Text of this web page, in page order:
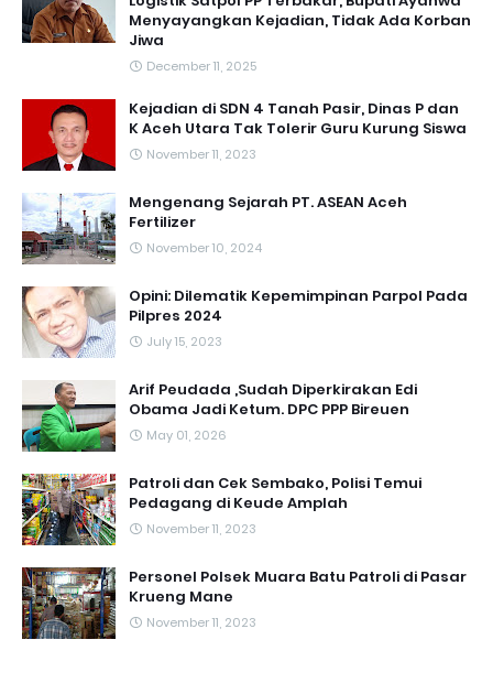
Menyayangkan Kejadian, Tidak Ada Korban
Jiwa
December 11, 2025
Kejadian di SDN 4 Tanah Pasir, Dinas P dan
K Aceh Utara Tak Tolerir Guru Kurung Siswa
November 11, 2023
Mengenang Sejarah PT. ASEAN Aceh
Fertilizer
November 10, 2024
Opini: Dilematik Kepemimpinan Parpol Pada
Pilpres 2024
July 15, 2023
Arif Peudada ,Sudah Diperkirakan Edi
Obama Jadi Ketum. DPC PPP Bireuen
May 01, 2026
Patroli dan Cek Sembako, Polisi Temui
Pedagang di Keude Amplah
November 11, 2023
Personel Polsek Muara Batu Patroli di Pasar
Krueng Mane
November 11, 2023